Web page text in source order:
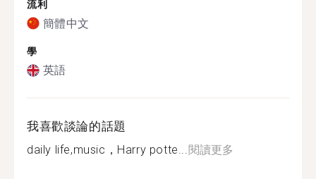
流利
簡體中文
學
英語
我喜歡談論的話題
daily life,music，Harry potte...閱讀更多